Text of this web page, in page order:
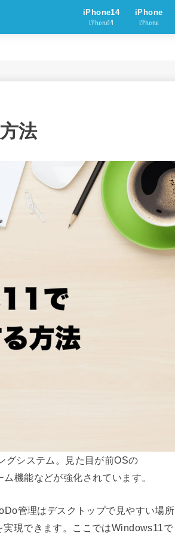
iPhone14
iPhone14
iPhone
iPhone
法
グシステム。見た目が前OSの
機能などが強化されています。
管理はデスクトップで見やすい場所
現できます。ここではWindows11で